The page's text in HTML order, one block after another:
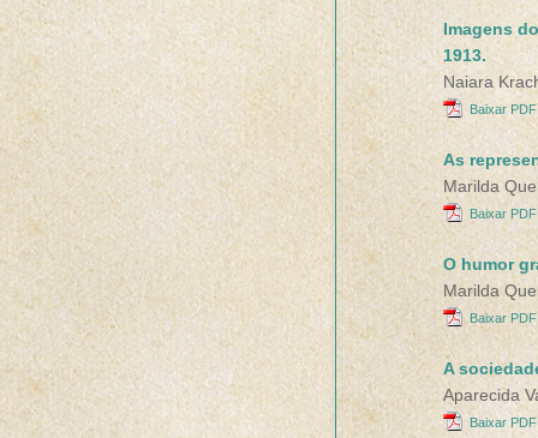
Imagens
1913.
Naiara
Baixar
As
Marilda
Baixar
O humor
Marilda
Baixar
A
Aparecida
Baixar PDF